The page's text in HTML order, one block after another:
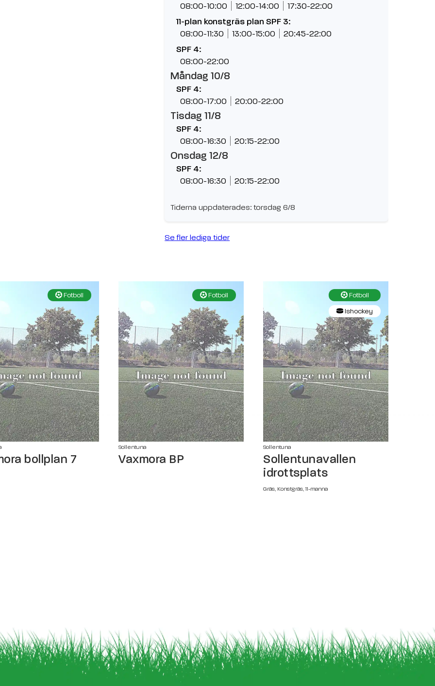
08:00-10:00 12:00-14:00 17:30-22:00
11-plan konstgräs plan SPF 3:
08:00-11:30 13:00-15:00 20:45-22:00
SPF 4:
08:00-22:00
Måndag 10/8
SPF 4:
08:00-17:00 20:00-22:00
Tisdag 11/8
SPF 4:
08:00-16:30 20:15-22:00
Onsdag 12/8
SPF 4:
08:00-16:30 20:15-22:00
Tiderna uppdaterades: torsdag 6/8
Se fler lediga tider
Fotboll
bollplan 7
Fotboll
Sollentuna
Vaxmora BP
Fotboll
Ishockey
Sollentuna
Sollentunavallen
idrottsplats
Gräs, Konstgräs, 11-manna